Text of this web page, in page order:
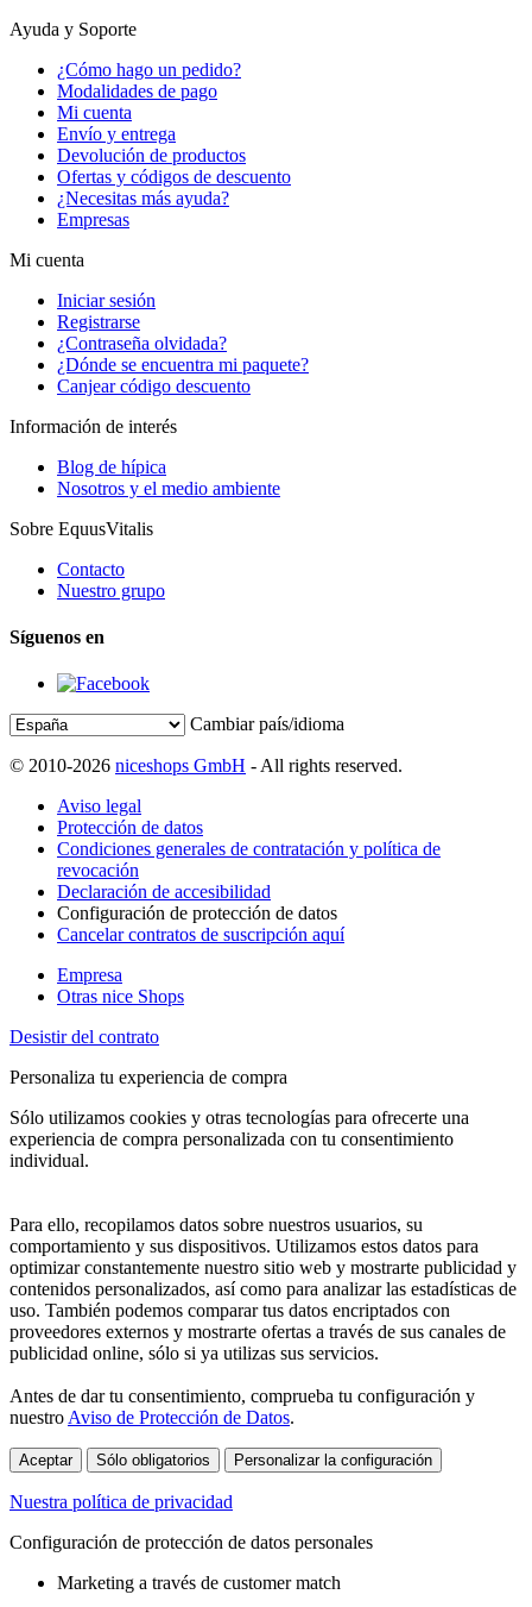
Ayuda y Soporte
¿Cómo hago un pedido?
Modalidades de pago
Mi cuenta
Envío y entrega
Devolución de productos
Ofertas y códigos de descuento
¿Necesitas más ayuda?
Empresas
Mi cuenta
Iniciar sesión
Registrarse
¿Contraseña olvidada?
¿Dónde se encuentra mi paquete?
Canjear código descuento
Información de interés
Blog de hípica
Nosotros y el medio ambiente
Sobre EquusVitalis
Contacto
Nuestro grupo
Síguenos en
Cambiar país/idioma
© 2010-2026 niceshops GmbH - All rights reserved.
Aviso legal
Protección de datos
Condiciones generales de contratación y política de
revocación
Declaración de accesibilidad
Configuración de protección de datos
Cancelar contratos de suscripción aquí
Empresa
Otras nice Shops
Desistir del contrato
Personaliza tu experiencia de compra
Sólo utilizamos cookies y otras tecnologías para ofrecerte una
experiencia de compra personalizada con tu consentimiento
individual.
Para ello, recopilamos datos sobre nuestros usuarios, su
comportamiento y sus dispositivos. Utilizamos estos datos para
optimizar constantemente nuestro sitio web y mostrarte publicidad y
contenidos personalizados, así como para analizar las estadísticas de
uso. También podemos comparar tus datos encriptados con
proveedores externos y mostrarte ofertas a través de sus canales de
publicidad online, sólo si ya utilizas sus servicios.
Antes de dar tu consentimiento, comprueba tu configuración y
nuestro Aviso de Protección de Datos.
Aceptar Sólo obligatorios Personalizar la configuración
Nuestra política de privacidad
Configuración de protección de datos personales
Marketing a través de customer match